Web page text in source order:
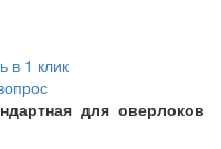
в 1 клик
для оверлоков